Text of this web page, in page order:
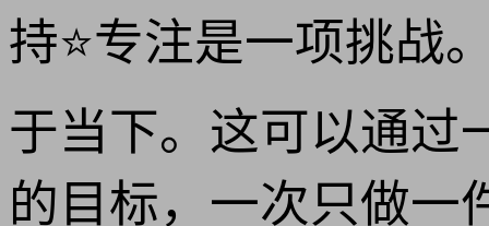
持⭐专注是一项挑战
于当下。这可以通过
的目标，一次只做一